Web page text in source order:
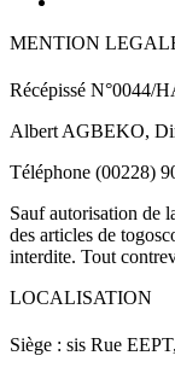
MENTION
Récépissé N°0044/
Albert AGBEKO,
Téléphone (00228)
Sauf autorisation de
des articles de
interdite. Tout
LOCALISATION
Siège : sis Rue